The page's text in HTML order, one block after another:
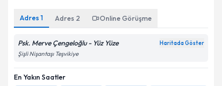
Adres 1 Adres 2 Online Görüşme
Psk. Merve Çengeloğlu - Yüz Yüze Haritada Göster
Şişli Nişantaşı Teşvikiye
En Yakın Saatler